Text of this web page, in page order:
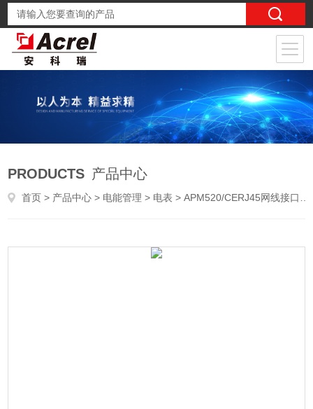
PRODUCTS 产品中心
首页 > 产品中心 > 电能管理 > 电表 > APM520/CERJ45网线接口电表 ModbusTCP协议电表